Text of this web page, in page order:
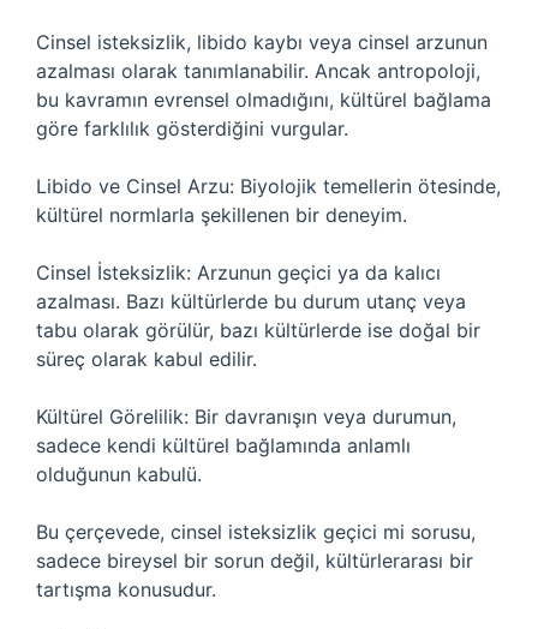
Cinsel isteksizlik, libido kaybı veya cinsel arzunun
azalması olarak tanımlanabilir. Ancak antropoloji,
bu kavramın evrensel olmadığını, kültürel bağlama
göre farklılık gösterdiğini vurgular.
Libido ve Cinsel Arzu: Biyolojik temellerin ötesinde,
kültürel normlarla şekillenen bir deneyim.
Cinsel İsteksizlik: Arzunun geçici ya da kalıcı
azalması. Bazı kültürlerde bu durum utanç veya
tabu olarak görülür, bazı kültürlerde ise doğal bir
süreç olarak kabul edilir.
Kültürel Görelilik: Bir davranışın veya durumun,
sadece kendi kültürel bağlamında anlamlı
olduğunun kabulü.
Bu çerçevede, cinsel isteksizlik geçici mi sorusu,
sadece bireysel bir sorun değil, kültürlerarası bir
tartışma konusudur.